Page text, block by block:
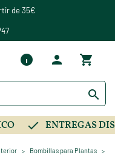
de 35€
ENTREGAS
Bombillas para Plantas